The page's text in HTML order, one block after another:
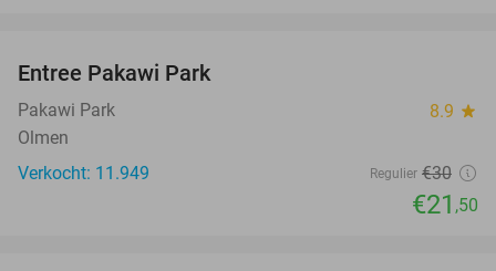
Entree Pakawi Park
Pakawi Park 8.9 star
Olmen
Verkocht: 11.949
Regulier €30
€21 ,50